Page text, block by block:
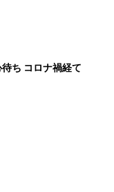
ち コロナ禍経て